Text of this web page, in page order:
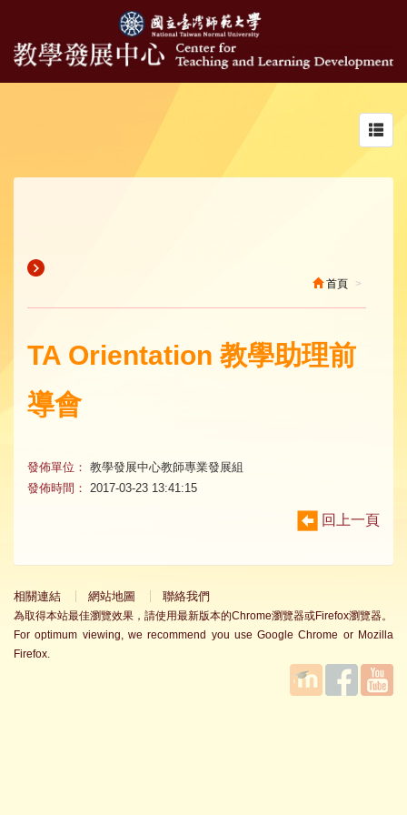
首頁
TA Orientation 教學助理前
導會
發佈單位： 教學發展中心教師專業發展組
發佈時間：
2017-03-23 13:41:15
回上一頁
相關連結 網站地圖 聯絡我們
為取得本站最佳瀏覽效果，請使用最新版本的Chrome瀏覽器或Firefox瀏覽器。
For optimum viewing, we recommend you use Google Chrome or Mozilla
Firefox.